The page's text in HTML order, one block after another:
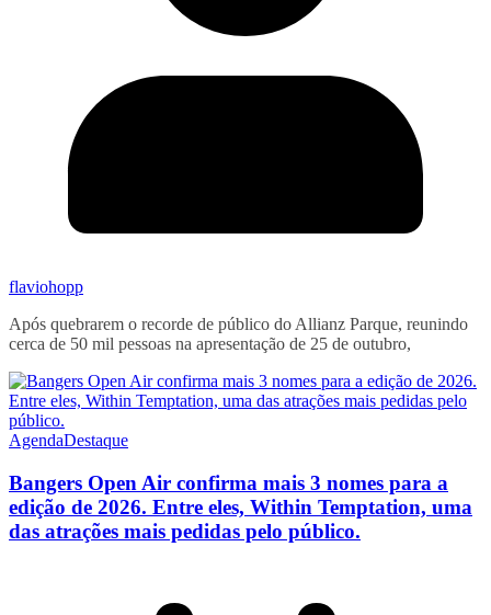
flaviohopp
Após quebrarem o recorde de público do Allianz Parque, reunindo
cerca de 50 mil pessoas na apresentação de 25 de outubro,
AgendaDestaque
Bangers Open Air confirma mais 3 nomes para a
edição de 2026. Entre eles, Within Temptation, uma
das atrações mais pedidas pelo público.